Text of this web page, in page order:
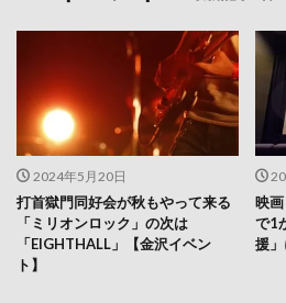
2024年5月20日
打首獄門同好会が秋もやって来る
「ミリオンロック」の次は
「EIGHTHALL」【金沢イベン
ト】
映
で1
援」